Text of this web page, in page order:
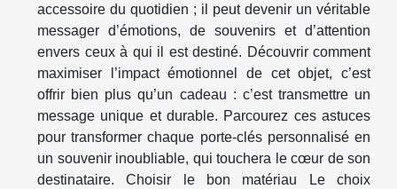
accessoire du quotidien ; il peut devenir un véritable
messager d’émotions, de souvenirs et d’attention
envers ceux à qui il est destiné. Découvrir comment
maximiser l’impact émotionnel de cet objet, c’est
offrir bien plus qu’un cadeau : c’est transmettre un
message unique et durable. Parcourez ces astuces
pour transformer chaque porte-clés personnalisé en
un souvenir inoubliable, qui touchera le cœur de son
destinataire. Choisir le bon matériau Le choix